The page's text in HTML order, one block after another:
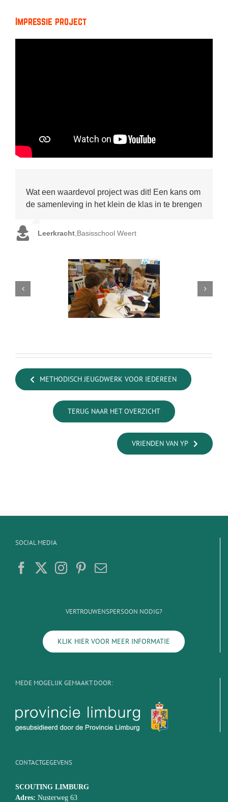
Impressie project
Wat een waardevol project was dit! Een kans om
de samenleving in het klein de klas in te brengen
Leerkracht Basisschool Weert
METHODISCH JEUGDWERK VOOR IEDEREEN
TERUG NAAR HET OVERZICHT
VRIENDEN VAN YP
SOCIAL MEDIA
VERTROUWENSPERSOON NODIG?
KLIK HIER VOOR MEER INFORMATIE
MEDE MOGELIJK GEMAAKT DOOR:
CONTACTGEGEVENS
SCOUTING LIMBURG
Adres: Nusterweg 63